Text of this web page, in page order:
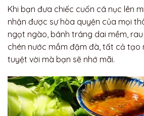
Khi bạn đưa chiếc cuốn cá nục lên
nhận được sự hòa quyện của mọi
ngọt ngào, bánh tráng dai mềm,
chén nước mắm đậm đà, tất cả tạo
tuyệt vời mà bạn sẽ nhớ mãi.